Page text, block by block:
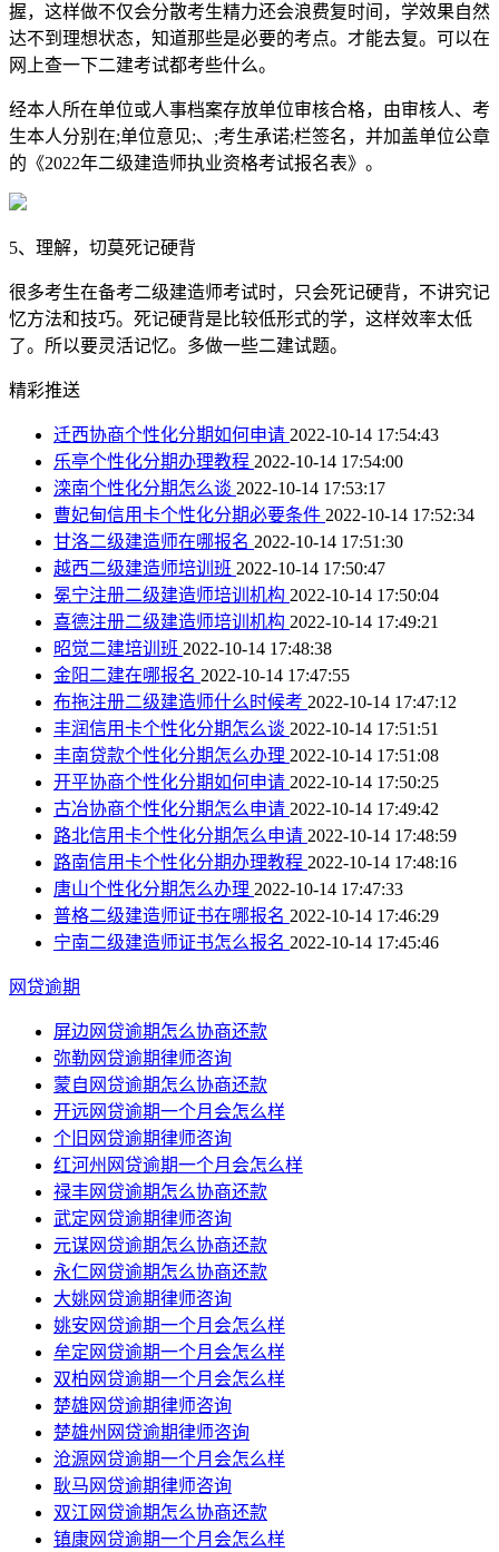
握，这样做不仅会分散考生精力还会浪费复时间，学效果自然
达不到理想状态，知道那些是必要的考点。才能去复。可以在
网上查一下二建考试都考些什么。
经本人所在单位或人事档案存放单位审核合格，由审核人、考
生本人分别在;单位意见;、;考生承诺;栏签名，并加盖单位公章
的《2022年二级建造师执业资格考试报名表》。
5、理解，切莫死记硬背
很多考生在备考二级建造师考试时，只会死记硬背，不讲究记
忆方法和技巧。死记硬背是比较低形式的学，这样效率太低
了。所以要灵活记忆。多做一些二建试题。
精彩推送
迁西协商个性化分期如何申请 2022-10-14 17:54:43
乐亭个性化分期办理教程 2022-10-14 17:54:00
滦南个性化分期怎么谈 2022-10-14 17:53:17
曹妃甸信用卡个性化分期必要条件 2022-10-14 17:52:34
甘洛二级建造师在哪报名 2022-10-14 17:51:30
越西二级建造师培训班 2022-10-14 17:50:47
冕宁注册二级建造师培训机构 2022-10-14 17:50:04
喜德注册二级建造师培训机构 2022-10-14 17:49:21
昭觉二建培训班 2022-10-14 17:48:38
金阳二建在哪报名 2022-10-14 17:47:55
布拖注册二级建造师什么时候考 2022-10-14 17:47:12
丰润信用卡个性化分期怎么谈 2022-10-14 17:51:51
丰南贷款个性化分期怎么办理 2022-10-14 17:51:08
开平协商个性化分期如何申请 2022-10-14 17:50:25
古冶协商个性化分期怎么申请 2022-10-14 17:49:42
路北信用卡个性化分期怎么申请 2022-10-14 17:48:59
路南信用卡个性化分期办理教程 2022-10-14 17:48:16
唐山个性化分期怎么办理 2022-10-14 17:47:33
普格二级建造师证书在哪报名 2022-10-14 17:46:29
宁南二级建造师证书怎么报名 2022-10-14 17:45:46
网贷逾期
屏边网贷逾期怎么协商还款
弥勒网贷逾期律师咨询
蒙自网贷逾期怎么协商还款
开远网贷逾期一个月会怎么样
个旧网贷逾期律师咨询
红河州网贷逾期一个月会怎么样
禄丰网贷逾期怎么协商还款
武定网贷逾期律师咨询
元谋网贷逾期怎么协商还款
永仁网贷逾期怎么协商还款
大姚网贷逾期律师咨询
姚安网贷逾期一个月会怎么样
牟定网贷逾期一个月会怎么样
双柏网贷逾期一个月会怎么样
楚雄网贷逾期律师咨询
楚雄州网贷逾期律师咨询
沧源网贷逾期一个月会怎么样
耿马网贷逾期律师咨询
双江网贷逾期怎么协商还款
镇康网贷逾期一个月会怎么样